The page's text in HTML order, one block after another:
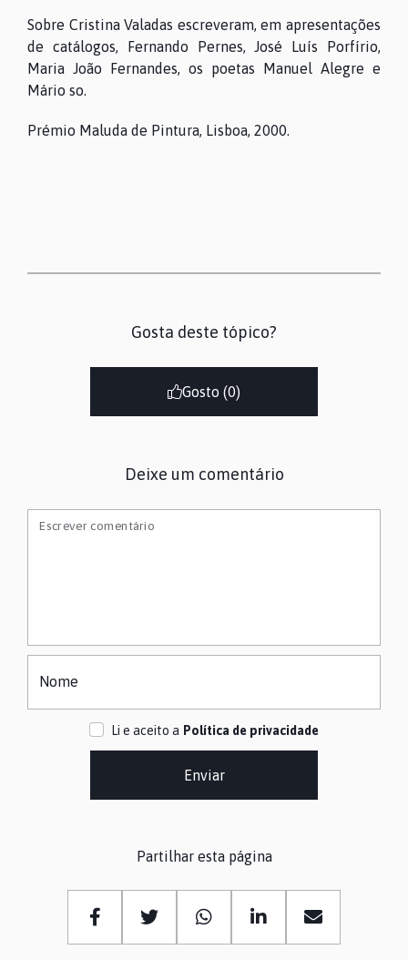
Sobre Cristina Valadas escreveram, em apresentações
de catálogos, Fernando Pernes, José Luís Porfírio,
Maria João Fernandes, os poetas Manuel Alegre e
Mário so.
Prémio Maluda de Pintura, Lisboa, 2000.
Gosta deste tópico?
Gosto (0)
Deixe um comentário
Escrever comentário
Nome
Li e aceito a Política de privacidade
Enviar
Partilhar esta página